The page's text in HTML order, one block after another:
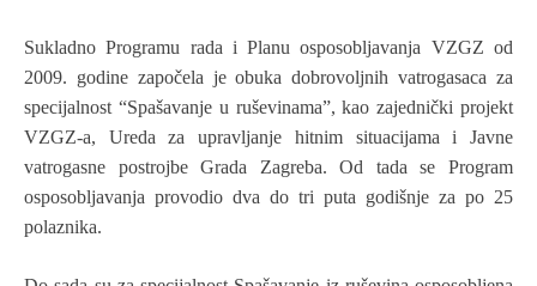
Sukladno Programu rada i Planu osposobljavanja VZGZ od
2009. godine započela je obuka dobrovoljnih vatrogasaca za
specijalnost “Spašavanje u ruševinama”, kao zajednički projekt
VZGZ-a, Ureda za upravljanje hitnim situacijama i Javne
vatrogasne postrojbe Grada Zagreba. Od tada se Program
osposobljavanja provodio dva do tri puta godišnje za po 25
polaznika.